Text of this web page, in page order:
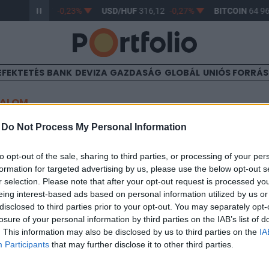
Do Not Process My Personal Information
opt-out of the sale, sharing to third parties, or processing of your
for targeted advertising by us, please use the below opt-out
selection. Please note that after your opt-out request is processed
interest-based ads based on personal information utilized by us
to third parties prior to your opt-out. You may separately
of your personal information by third parties on the IAB’s list of
This information may also be disclosed by us to third parties on the
Participants that may further disclose it to other third parties.
364,57 -0,23% USD/HUF316,12 -0,27% BITCOIN64
BANK DEVIZA GAZDASÁG GLOBÁL UNIÓS
a kijevi
a kijevi városi katonai közigazgatás vezetője jelentette be.
Pravda)